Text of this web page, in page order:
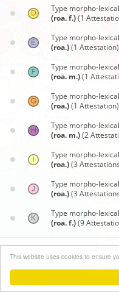
This website uses cookies to ensure
Leaflet| ©OpenStreetMapcontributors
Type morpho-lexical
(roa. f.)(1
Type morpho-lexical
(roa.)(1 Attestation)
Type morpho-lexical
(roa. m.)(1
Type morpho-lexical
(roa.)(1 Attestation)
Type morpho-lexical
(roa. m.)(2
Type morpho-lexical
(roa.)(3
Type morpho-lexical
(roa.)(3
Type morpho-lexical
(roa. f.)(9
(5 Attestations)
Type morpho-
Cartes synoptiques